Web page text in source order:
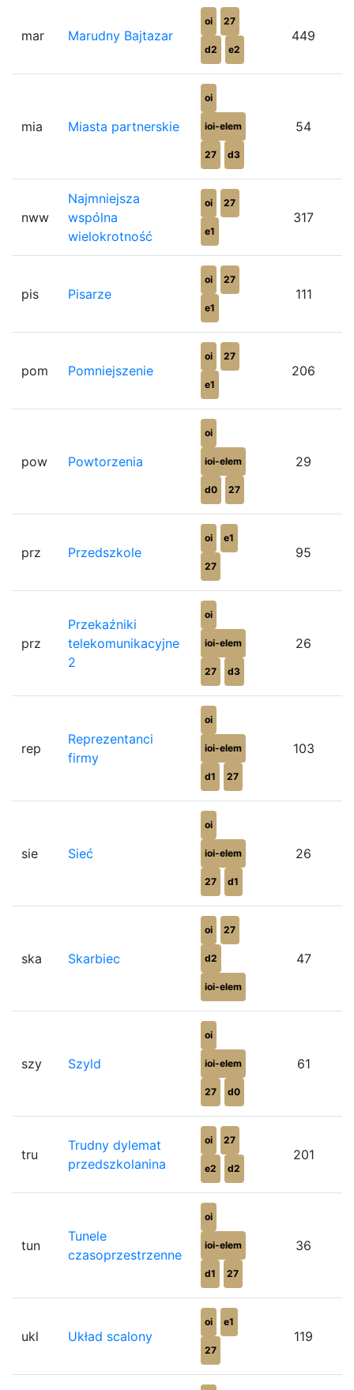
mar Marudny Bajtazar
oi 27
d2 e2
449
mia Miasta partnerskie
oi
ioi-elem
27 d3
54
nww
Najmniejsza
wspólna
wielokrotność
oi 27
e1
317
pis Pisarze
oi 27
e1
111
pom Pomniejszenie
oi 27
e1
206
pow Powtorzenia
oi
ioi-elem
d0 27
29
prz Przedszkole
oi e1
27
95
prz
Przekaźniki
telekomunikacyjne
2
oi
ioi-elem
27 d3
26
rep
Reprezentanci
firmy
oi
ioi-elem
d1 27
103
sie Sieć
oi
ioi-elem
27 d1
26
ska Skarbiec
oi 27
d2
ioi-elem
47
szy Szyld
oi
ioi-elem
27 d0
61
tru
Trudny dylemat
przedszkolanina
oi 27
e2 d2
201
tun
Tunele
czasoprzestrzenne
oi
ioi-elem
d1 27
36
ukl Układ scalony
oi e1
27
119